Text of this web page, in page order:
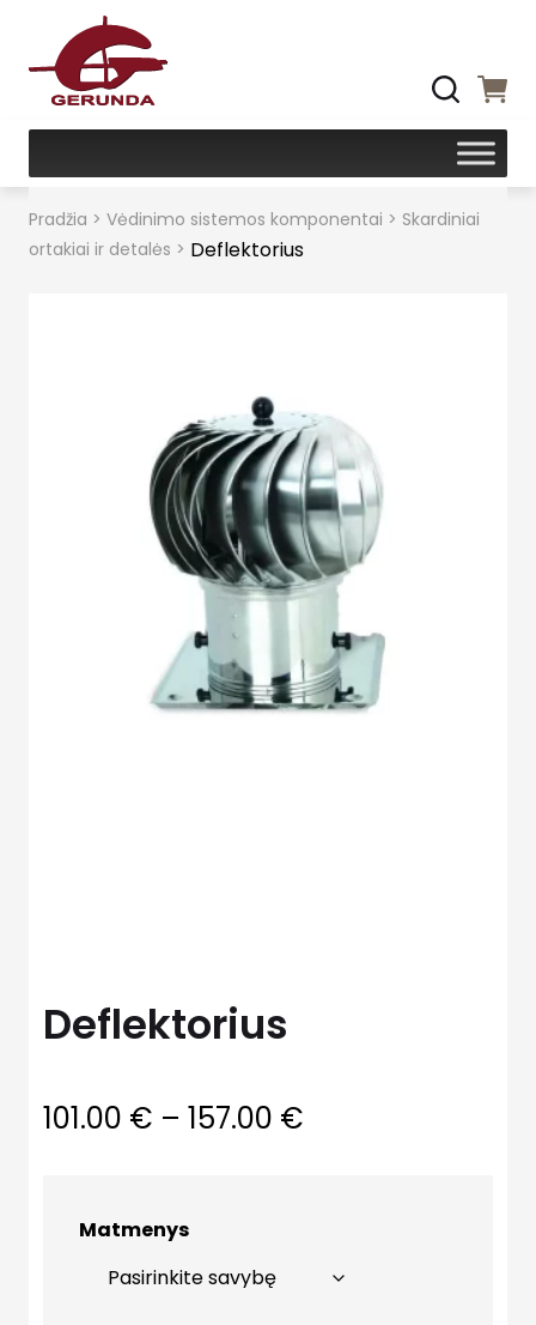
Pradžia > Vėdinimo sistemos komponentai > Skardiniai
ortakiai ir detalės > Deflektorius
Deflektorius
101.00 € – 157.00 €
157.00 €
Matmenys